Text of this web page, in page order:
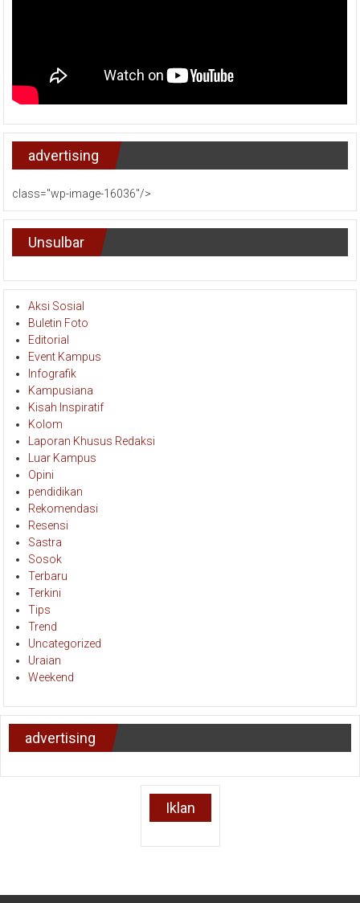
advertising
class="wp-image-16036"/>
Unsulbar
Aksi Sosial
Buletin Foto
Editorial
Event Kampus
Infografik
Kampusiana
Kisah Inspiratif
Kolom
Laporan Khusus Redaksi
Luar Kampus
Opini
pendidikan
Rekomendasi
Resensi
Sastra
Sosok
Terbaru
Terkini
Tips
Trend
Uncategorized
Uraian
Weekend
advertising
Iklan